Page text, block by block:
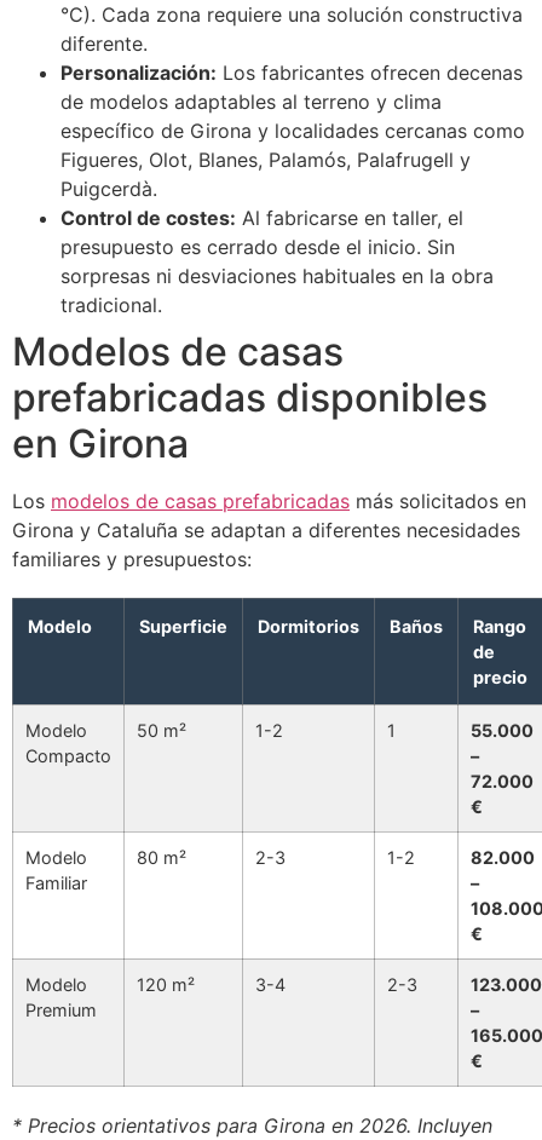
°C). Cada zona requiere una solución constructiva
diferente.
Personalización: Los fabricantes ofrecen decenas
de modelos adaptables al terreno y clima
específico de Girona y localidades cercanas como
Figueres, Olot, Blanes, Palamós, Palafrugell y
Puigcerdà.
Control de costes: Al fabricarse en taller, el
presupuesto es cerrado desde el inicio. Sin
sorpresas ni desviaciones habituales en la obra
tradicional.
Modelos de casas
prefabricadas disponibles
en Girona
Los modelos de casas prefabricadas más solicitados en
Girona y Cataluña se adaptan a diferentes necesidades
familiares y presupuestos:
Modelo Superficie Dormitorios Baños
Rango
de
precio
Modelo
Compacto
50 m² 1-2 1
55.000
–
72.000
€
Modelo
Familiar
80 m² 2-3 1-2
82.000
–
€
Modelo
Premium
120 m² 3-4 2-3
123.000
–
165.000
€
* Precios orientativos para Girona en 2026. Incluyen